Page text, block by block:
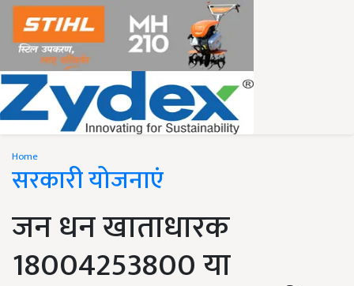
Home
सरकारी योजनाएं
जन धन खाताधारक
18004253800 या